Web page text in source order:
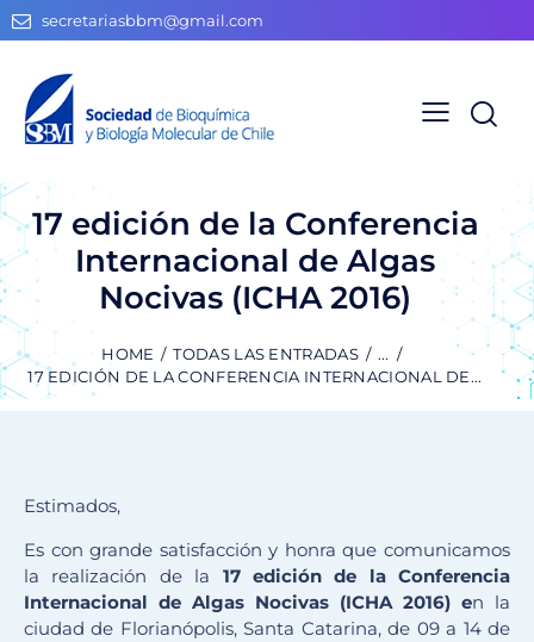
secretariasbbm@gmail.com
17 edición de la Conferencia
Internacional de Algas
Nocivas (ICHA 2016)
HOME TODAS LAS ENTRADAS
...
17 EDICIÓN DE LA CONFERENCIA INTERNACIONAL DE...
Estimados,
Es con grande satisfacción y honra que comunicamos
la realización de la 17 edición de la Conferencia
Internacional de Algas Nocivas (ICHA 2016) en la
ciudad de Florianópolis, Santa Catarina, de 09 a 14 de